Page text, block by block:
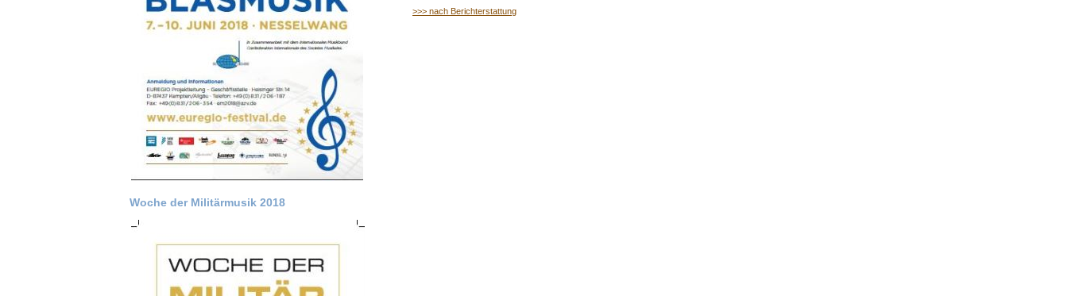
>>> nach Berichterstattung
Woche der Militärmusik 2018